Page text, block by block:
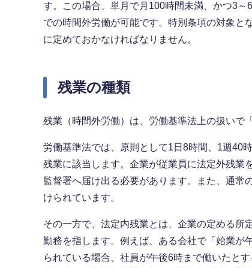
す。この場合、単月で月100時間未満、かつ3
での時間外労働が可能です。特別条項の対象と
に定めておかなければなりません。
残業の種類
残業（時間外労働）は、労働基準法上の扱いで
労働基準法では、原則として1日8時間、1週40
残業に該当します。企業が従業員に法定外残業
監督署へ届け出る必要があります。また、通常
けられています。
その一方で、法定内残業とは、企業の定める所
勤務を指します。例えば、ある会社で「始業が
られている場合、社員が午後6時まで働いたと